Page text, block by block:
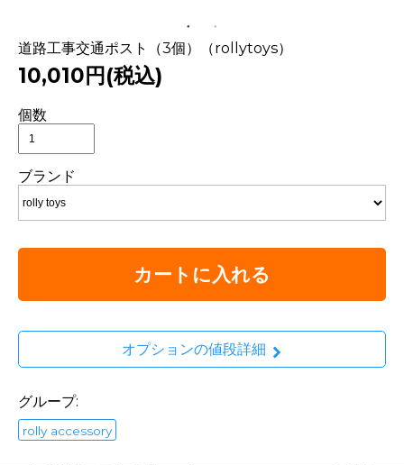
道路工事交通ポスト（3個）（rollytoys）
10,010円(税込)
個数
ブランド
カートに入れる
オプションの値段詳細
グループ:
rolly accessory